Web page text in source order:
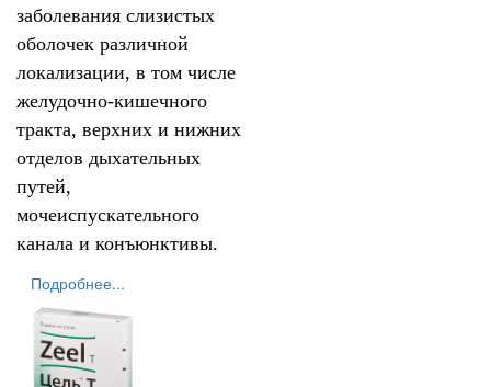
заболевания слизистых
оболочек различной
локализации, в том числе
желудочно-кишечного
тракта, верхних и нижних
отделов дыхательных
путей,
мочеиспускательного
канала и конъюнктивы.
Подробнее...